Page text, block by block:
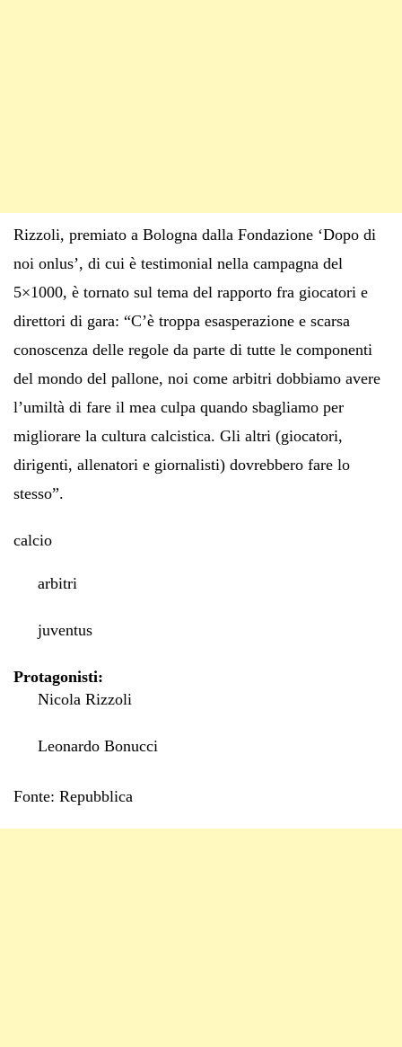
Rizzoli, premiato a Bologna dalla Fondazione ‘Dopo di
noi onlus’, di cui è testimonial nella campagna del
5×1000, è tornato sul tema del rapporto fra giocatori e
direttori di gara: “C’è troppa esasperazione e scarsa
conoscenza delle regole da parte di tutte le componenti
del mondo del pallone, noi come arbitri dobbiamo avere
l’umiltà di fare il mea culpa quando sbagliamo per
migliorare la cultura calcistica. Gli altri (giocatori,
dirigenti, allenatori e giornalisti) dovrebbero fare lo
stesso”.
calcio
arbitri
juventus
Protagonisti:
Nicola Rizzoli
Leonardo Bonucci
Fonte: Repubblica